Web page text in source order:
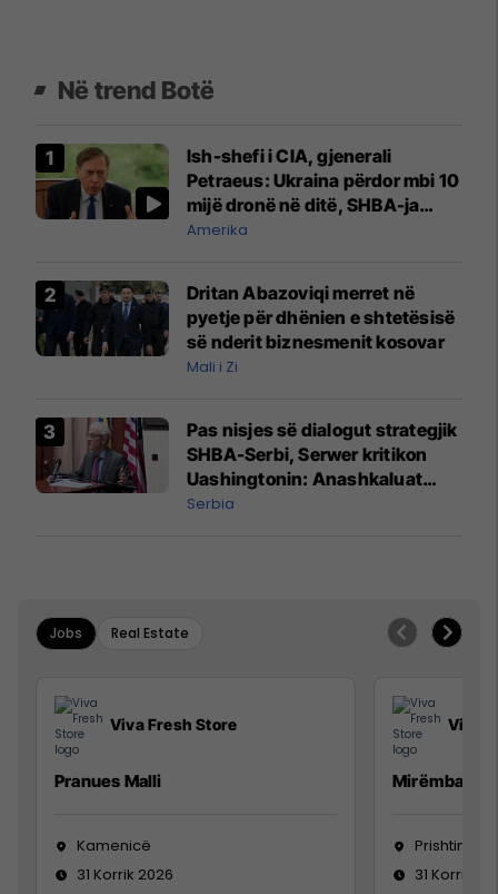
Në trend Botë
Ish-shefi i CIA, gjenerali
Petraeus: Ukraina përdor mbi 10
mijë dronë në ditë, SHBA-ja
mbetet shumë prapa në
Amerika
Dritan Abazoviqi merret në
pyetje për dhënien e shtetësisë
së nderit biznesmenit kosovar
Mali i Zi
Pas nisjes së dialogut strategjik
SHBA-Serbi, Serwer kritikon
Uashingtonin: Anashkaluat
Banjskën, sulmin ndaj KFOR-it
Serbia
Jobs Real Estate
Viva Fresh Store
Pranues Malli
Kamenicë
31 Korrik 2026
Viva
Prishtinë
31 Korrik